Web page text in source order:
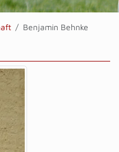
Benjamin Behnke